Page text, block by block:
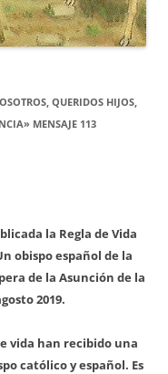
QUERIDOS HIJOS,
MENSAJE 113
la Regla de Vida
obispo español de la
de la Asunción de la
2019.
vida han recibido una
católico y español. Es